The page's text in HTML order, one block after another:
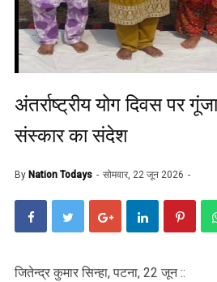
अंतर्राष्ट्रीय योग दिवस पर
संस्कार का संदेश
By Nation Todays सोमवार, 22 जून 2026
जितेन्द्र कुमार सिन्हा, पटना, 22 जून ::